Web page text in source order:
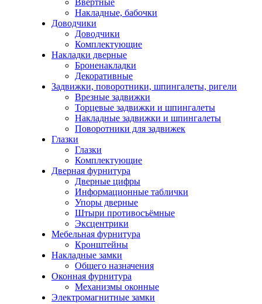
Ввёртные
Накладные, бабочки
Доводчики
Доводчики
Комплектующие
Накладки дверные
Броненакладки
Декоративные
Задвижки, поворотники, шпингалеты, ригели
Врезные задвижки
Торцевые задвижки и шпингалеты
Накладные задвижки и шпингалеты
Поворотники для задвижек
Глазки
Глазки
Комплектующие
Дверная фурнитура
Дверные цифры
Информационные таблички
Упоры дверные
Штыри противосъёмные
Эксцентрики
Мебельная фурнитура
Кронштейны
Накладные замки
Общего назначения
Оконная фурнитура
Механизмы оконные
Электромагнитные замки